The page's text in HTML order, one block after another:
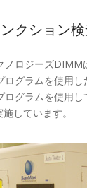
クション
ノロジーズ
ログラムを使用
ログラムを使用
しています。